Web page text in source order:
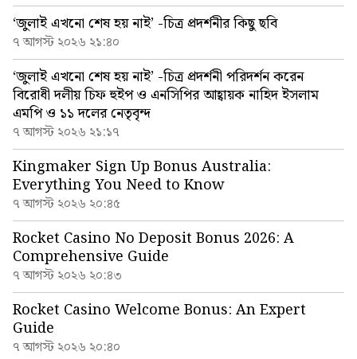
‘জুলাই এখনো শেষ হয় নাই’ -চিত্র প্রদর্শনীর কিছু ছবি
৭ আগস্ট ২০২৬ ২১:৪০
‘জুলাই এখনো শেষ হয় নাই’ -চিত্র প্রদর্শনী পরিদর্শন করেন
বিরোধী দলীয় চিফ হুইপ ও এনসিপির আহ্বায়ক নাহিদ ইসলাম
এমপি ও ১১ দলের নেতৃবৃন্দ
৭ আগস্ট ২০২৬ ২১:১৭
Kingmaker Sign Up Bonus Australia:
Everything You Need to Know
৭ আগস্ট ২০২৬ ২০:৪৫
Rocket Casino No Deposit Bonus 2026: A
Comprehensive Guide
৭ আগস্ট ২০২৬ ২০:৪৩
Rocket Casino Welcome Bonus: An Expert
Guide
৭ আগস্ট ২০২৬ ২০:৪০